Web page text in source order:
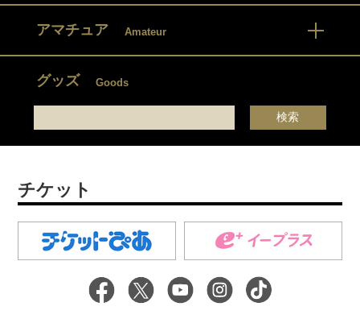
アマチュア Amateur
グッズ Goods
チケット